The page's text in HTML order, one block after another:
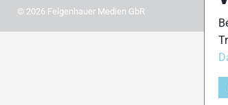
© 2026 Felgenhauer Medien GbR